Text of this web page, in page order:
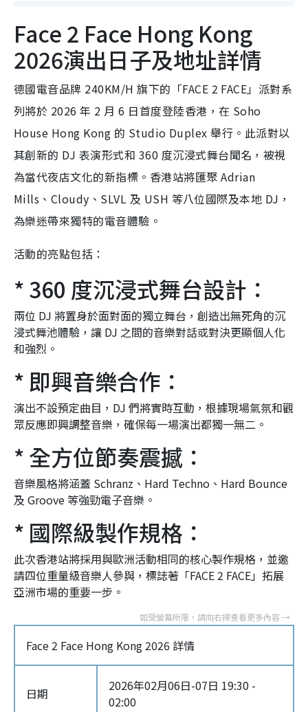
Face 2 Face Hong Kong
2026演出日子及地址詳情
德國電音品牌 240KM/H 旗下的「FACE 2 FACE」派對系
列將於 2026 年 2 月 6 日首度登陸香港，在 Soho
House Hong Kong 的 Studio Duplex 舉行。此派對以
其創新的 DJ 表演形式和 360 度沉浸式舞台聞名，被視
為當代夜店文化的新指標。香港站將匯聚 Adrian
Mills、Cloudy、SLVL 及 USH 等八位國際及本地 DJ，
為樂迷帶來獨特的電音體驗。
活動的亮點包括：
* 360 度沉浸式舞台設計：
兩位 DJ 將置身於面對面的獨立舞台，創造出無死角的沉
浸式舞池體驗，讓 DJ 之間的音樂對話或對決更顯個人化
和強烈。
* 即興音樂合作：
演出不設預定曲目，DJ 們將實時互動，根據現場氣氛和觀
眾反應即興調整音樂，確保每一場演出都獨一無二。
* 全方位節奏震撼：
音樂風格將涵蓋 Schranz、Hard Techno、Hard Bounce
及 Groove 等強勁電子音樂。
* 國際級製作規格：
此次香港站將採用與歐洲活動相同的核心製作規格，並邀
請四位重量級音樂人參與，標誌著「FACE 2 FACE」拓展
亞洲市場的重要一步。
Face 2 Face Hong Kong 2026 詳情
日期
2026年02月06日-07日 19:30 -
02:00